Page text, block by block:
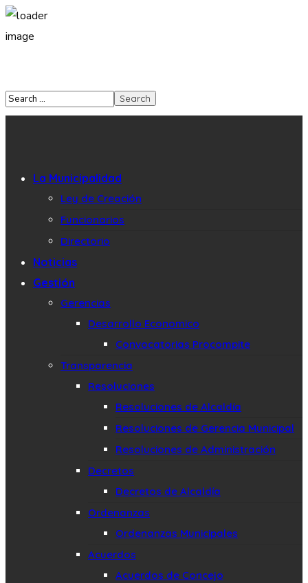
La Municipalidad
Ley de Creación
Funcionarios
Directorio
Noticias
Gestión
Gerencias
Desarrollo Economico
Convocatorias Procompite
Transparencia
Resoluciones
Resoluciones de Alcaldía
Resoluciones de Gerencia Municipal
Resoluciones de Administración
Decretos
Decretos de Alcaldía
Ordenanzas
Ordenanzas Municipales
Acuerdos
Acuerdos de Concejo